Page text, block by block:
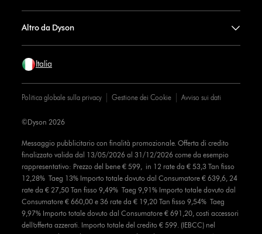
Altro da Dyson
Italia
Politica globale sulla privacy Gestione dei Cookie Avviso sui dati
Messaggio pubblicitario con finalità promozionale. Offerta di credito
finalizzato valida dal 13/05/2026 al 31/12/2026 come da esempio
rappresentativo: Prezzo del bene € 599, in 12 rate da € 53,3 Tan fisso
12,28% Taeg 13% Importo totale dovuto dal Consumatore € 639,6, 24
rate da € 27,50 Tan fisso 9,49% Taeg 9,91% Importo totale dovuto dal
Consumatore € 660,00 e 36 rate da € 19,20 Tan fisso 9,54% Taeg
9,97% Importo totale dovuto dal Consumatore € 691,20, costi accessori
dell’offerta azzerati. Importo totale del credito € 599. (IEBCC) nel
©Dyson 2026